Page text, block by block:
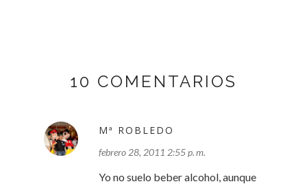
10 COMENTARIOS
Mª ROBLEDO
febrero 28, 2011 2:55 p. m.
Yo no suelo beber alcohol, aunque